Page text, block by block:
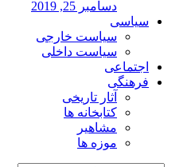
دسامبر 25, 2019
سیاسی
سیاست خارجی
سیاست داخلی
اجتماعی
فرهنگی
آثار تاریخی
کتابخانه ها
مشاهیر
موزه ها